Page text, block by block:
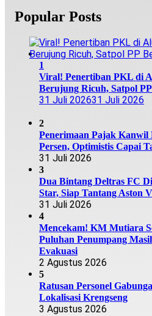
Popular Posts
1
Viral! Penertiban PKL di
Berujung Ricuh, Satpol
31 Juli 202631 Juli 2026
2
Penerimaan Pajak Kanwil
Persen, Optimistis Capai
31 Juli 2026
3
Dua Bintang Deltras FC
Star, Siap Tantang Aston
31 Juli 2026
4
Mencekam! KM Mutiara
Puluhan Penumpang
Evakuasi
2 Agustus 2026
5
Ratusan Personel
Lokalisasi Krengseng
3 Agustus 2026